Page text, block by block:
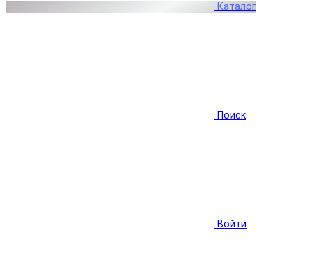
Каталог
Поиск
Войти